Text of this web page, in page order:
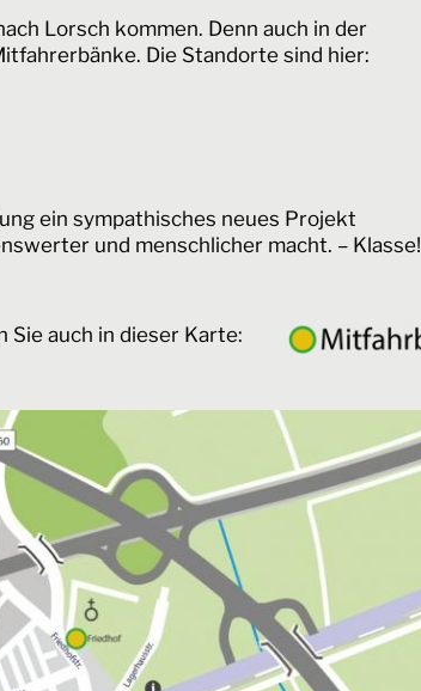
Lorsch kommen. Denn auch in der
Die Standorte sind hier:
ein sympathisches neues Projekt
und menschlicher macht. – Klasse!
auch in dieser Karte: